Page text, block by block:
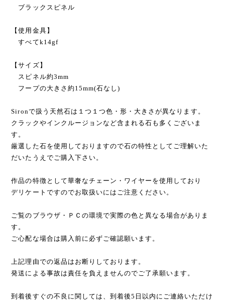
ブラックスピネル
【使用金具】
すべてk14gf
【サイズ】
スピネル約3mm
フープの大きさ約15mm(石なし)
Sironで扱う天然石は１つ１つ色・形・大きさが異なります。
クラックやインクルージョンなど含まれる石も多くございま
す。
厳選した石を使用しておりますので石の特性としてご理解いた
だいたうえでご購入下さい。
作品の特徴として華奢なチェーン・ワイヤーを使用しており
デリケートですのでお取扱いにはご注意ください。
ご覧のブラウザ・ＰＣの環境で実際の色と異なる場合がありま
す。
ご心配な場合は購入前に必ずご確認願います。
上記理由での返品はお断りしております。
発送による事故は責任を負えませんのでご了承願います。
到着後すぐの不良に関しては、到着後5日以内にご連絡いただけ